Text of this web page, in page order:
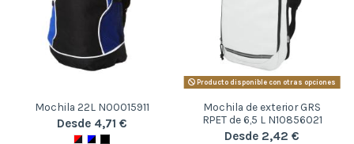
Mochila 22L N00015911
Desde 4,71 €
Producto disponible con otras opciones
Mochila de exterior GRS
RPET de 6,5 L N10856021
Desde 2,42 €